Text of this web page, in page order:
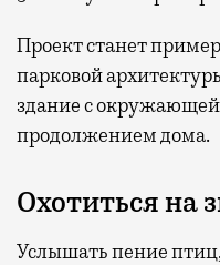
Проект станет
парковой
здание с
продолжением дома.
Охотиться на
Услышать пение